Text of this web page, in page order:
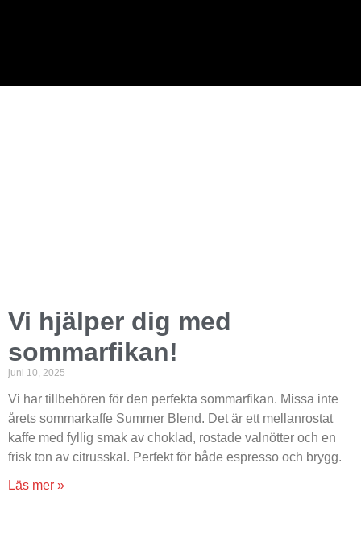
Vi hjälper dig med
sommarfikan!
juni 10, 2025
Vi har tillbehören för den perfekta sommarfikan. Missa inte
årets sommarkaffe Summer Blend. Det är ett mellanrostat
kaffe med fyllig smak av choklad, rostade valnötter och en
frisk ton av citrusskal. Perfekt för både espresso och brygg.
Läs mer »